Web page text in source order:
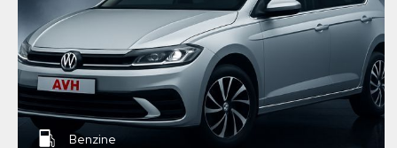
Benzine